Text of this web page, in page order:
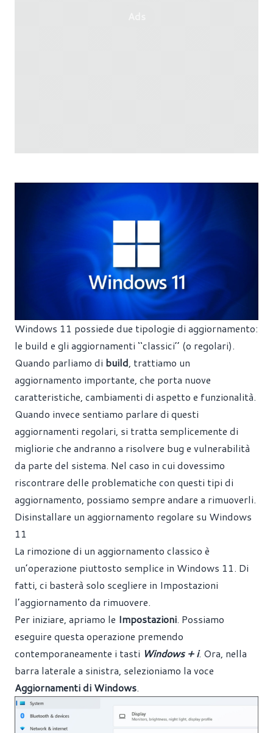
Windows 11 possiede due tipologie di aggiornamento:
le build e gli aggiornamenti ‘‘classici’’ (o regolari).
Quando parliamo di build, trattiamo un
aggiornamento importante, che porta nuove
caratteristiche, cambiamenti di aspetto e funzionalità.
Quando invece sentiamo parlare di questi
aggiornamenti regolari, si tratta semplicemente di
migliorie che andranno a risolvere bug e vulnerabilità
da parte del sistema. Nel caso in cui dovessimo
riscontrare delle problematiche con questi tipi di
aggiornamento, possiamo sempre andare a rimuoverli.
Disinstallare un aggiornamento regolare su Windows
11
La rimozione di un aggiornamento classico è
un’operazione piuttosto semplice in Windows 11. Di
fatti, ci basterà solo scegliere in Impostazioni
l’aggiornamento da rimuovere.
Per iniziare, apriamo le Impostazioni. Possiamo
eseguire questa operazione premendo
contemporaneamente i tasti Windows + i. Ora, nella
barra laterale a sinistra, selezioniamo la voce
Aggiornamenti di Windows.